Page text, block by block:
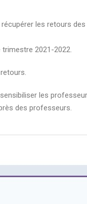
les retours
2021-2022.
les
des professeurs.